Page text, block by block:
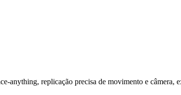
anything, replicação precisa de movimento e câmera,